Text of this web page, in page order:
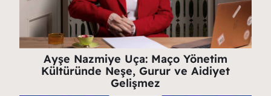
Ayşe Nazmiye Uça: Maço Yönetim
Kültüründe Neşe, Gurur ve Aidiyet
Gelişmez